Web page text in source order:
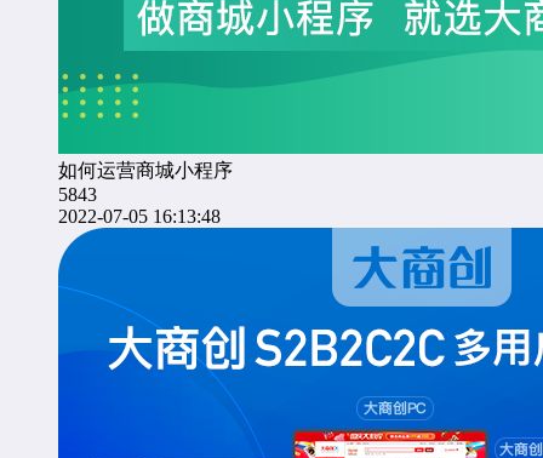
如何运营商城小程序
5843
2022-07-05 16:13:48